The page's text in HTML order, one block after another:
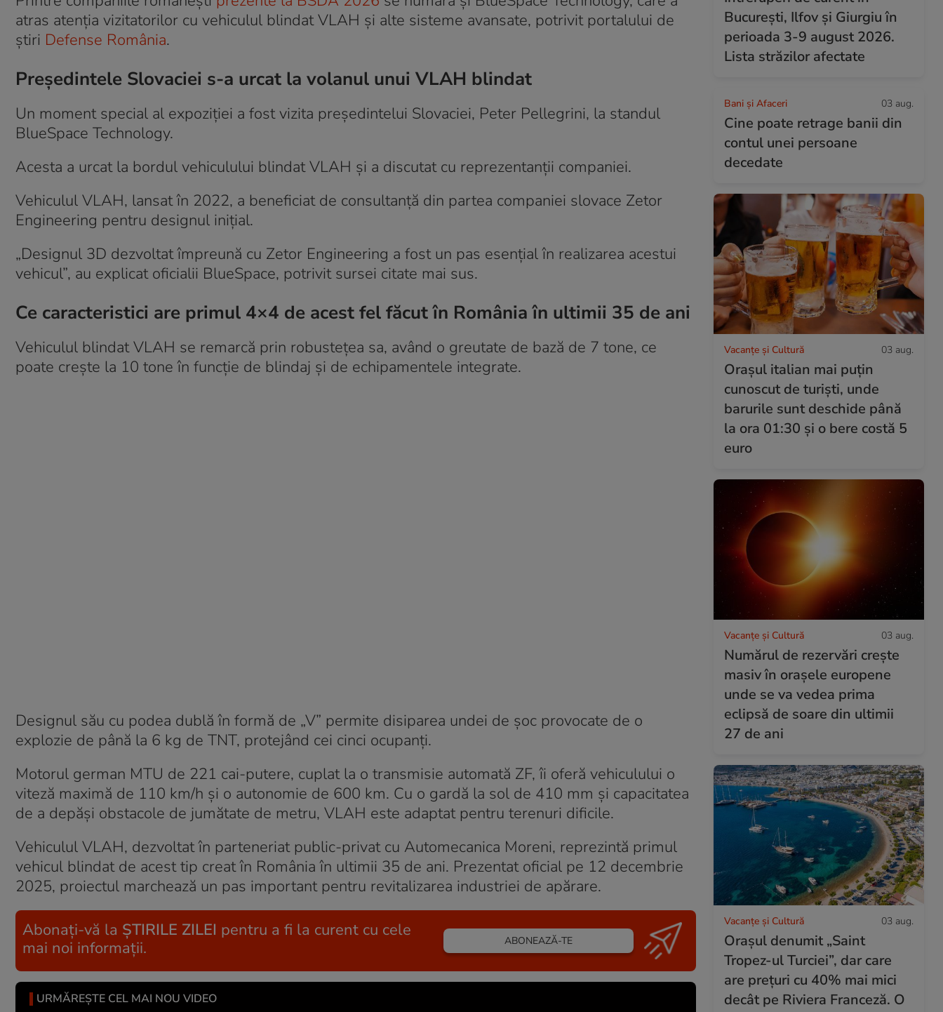
atras atenția vizitatorilor cu vehiculul blindat VLAH și alte sisteme avansate, potrivit portalului de
știri Defense România.
Președintele Slovaciei s-a urcat la volanul unui VLAH blindat
Un moment special al expoziției a fost vizita președintelui Slovaciei, Peter Pellegrini, la standul
BlueSpace Technology.
Acesta a urcat la bordul vehiculului blindat VLAH și a discutat cu reprezentanții companiei.
Vehiculul VLAH, lansat în 2022, a beneficiat de consultanță din partea companiei slovace Zetor
Engineering pentru designul inițial.
„Designul 3D dezvoltat împreună cu Zetor Engineering a fost un pas esențial în realizarea acestui
vehicul”, au explicat oficialii BlueSpace, potrivit sursei citate mai sus.
Ce caracteristici are primul 4×4 de acest fel făcut în România în ultimii 35 de ani
Vehiculul blindat VLAH se remarcă prin robustețea sa, având o greutate de bază de 7 tone, ce
poate crește la 10 tone în funcție de blindaj și de echipamentele integrate.
Designul său cu podea dublă în formă de „V” permite disiparea undei de șoc provocate de o
explozie de până la 6 kg de TNT, protejând cei cinci ocupanți.
Motorul german MTU de 221 cai-putere, cuplat la o transmisie automată ZF, îi oferă vehiculului o
viteză maximă de 110 km/h și o autonomie de 600 km. Cu o gardă la sol de 410 mm și capacitatea
de a depăși obstacole de jumătate de metru, VLAH este adaptat pentru terenuri dificile.
Vehiculul VLAH, dezvoltat în parteneriat public-privat cu Automecanica Moreni, reprezintă primul
vehicul blindat de acest tip creat în România în ultimii 35 de ani. Prezentat oficial pe 12 decembrie
2025, proiectul marchează un pas important pentru revitalizarea industriei de apărare.
Abonați-vă la ȘTIRILE ZILEI pentru a fi la curent cu cele
mai noi informații.
ABONEAZĂ-TE
URMĂREȘTE CEL MAI NOU VIDEO
București, Ilfov și Giurgiu în
perioada 3-9 august 2026.
Lista străzilor afectate
Bani și Afaceri 03 aug.
Cine poate retrage banii din
contul unei persoane
decedate
Vacanțe și Cultură 03 aug.
Orașul italian mai puțin
cunoscut de turiști, unde
barurile sunt deschide până
la ora 01:30 și o bere costă 5
euro
Vacanțe și Cultură 03 aug.
Numărul de rezervări crește
masiv în orașele europene
unde se va vedea prima
eclipsă de soare din ultimii
27 de ani
Vacanțe și Cultură 03 aug.
Orașul denumit „Saint
Tropez-ul Turciei”, dar care
are prețuri cu 40% mai mici
decât pe Riviera Franceză. O